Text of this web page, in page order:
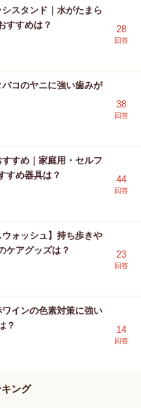
スタンド｜水がたまら
すすめは？
28
回答
バコのヤニに強い歯みが
38
回答
すめ｜家庭用・セルフ
すめ器具は？
44
回答
ウォッシュ】持ち歩きや
ケアグッズは？
23
回答
ワインの色素対策に強い
？
14
回答
ング